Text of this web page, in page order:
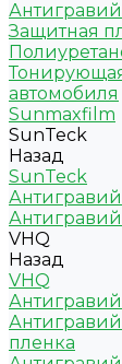
Защитная
автомобиля
Sunmaxfilm
SunTeck
Назад
SunTeck
VHQ
Назад
VHQ
пленка